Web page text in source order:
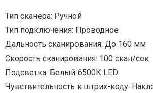
Тип сканера: Ручной
Тип подключения: Проводное
Дальность сканирования: До 160 мм
Скорость сканирования: 100 скан/сек
Подсветка: Белый 6500К LED
Чувствительность к штрих-коду: